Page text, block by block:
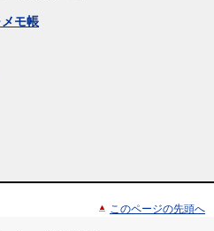
メモ帳
このページの先頭へ